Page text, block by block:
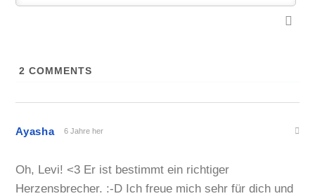
2 COMMENTS
Ayasha 6 Jahre her
Oh, Levi! <3 Er ist bestimmt ein richtiger
Herzensbrecher. :-D Ich freue mich sehr für dich und